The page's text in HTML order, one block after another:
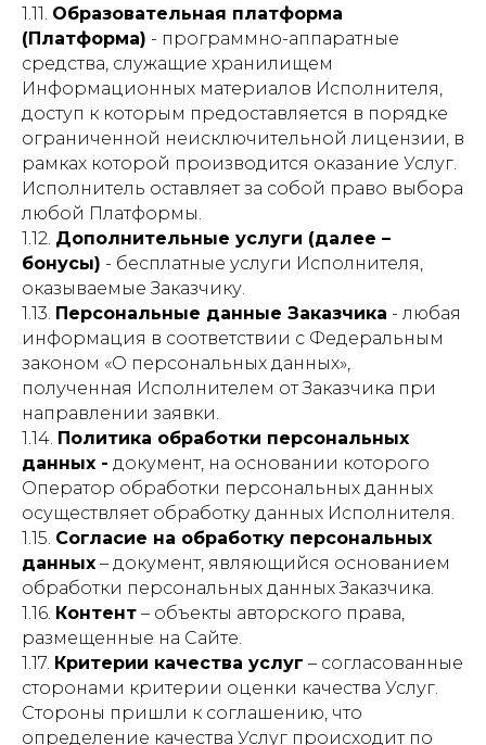
1.11. Образовательная платформа
(Платформа) - программно-аппаратные
средства, служащие хранилищем
Информационных материалов Исполнителя,
доступ к которым предоставляется в порядке
ограниченной неисключительной лицензии, в
рамках которой производится оказание Услуг.
Исполнитель оставляет за собой право выбора
любой Платформы.
1.12. Дополнительные услуги (далее –
бонусы) - бесплатные услуги Исполнителя,
оказываемые Заказчику.
1.13. Персональные данные Заказчика - любая
информация в соответствии с Федеральным
законом «О персональных данных»,
полученная Исполнителем от Заказчика при
направлении заявки.
1.14. Политика обработки персональных
данных - документ, на основании которого
Оператор обработки персональных данных
осуществляет обработку данных Исполнителя.
1.15. Согласие на обработку персональных
данных – документ, являющийся основанием
обработки персональных данных Заказчика.
1.16. Контент – объекты авторского права,
размещенные на Сайте.
1.17. Критерии качества услуг – согласованные
сторонами критерии оценки качества Услуг.
Стороны пришли к соглашению, что
определение качества Услуг происходит по